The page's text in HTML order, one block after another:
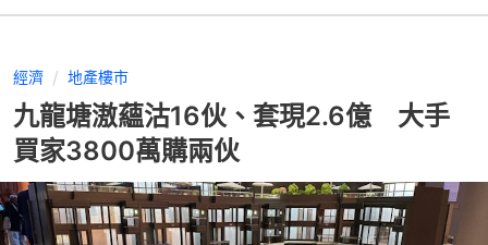
經濟 地產樓市
九龍塘滶蘊沽16伙、套現2.6億 大手
買家3800萬購兩伙